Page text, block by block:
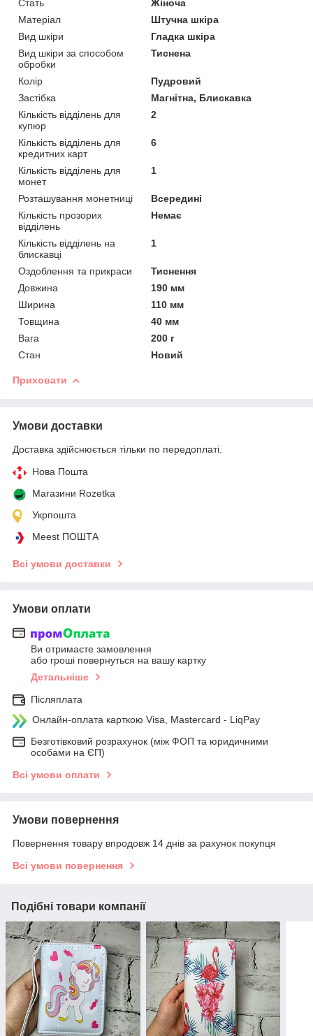
Стать
Жіноча
Матеріал
Штучна шкіра
Вид шкіри
Гладка шкіра
Вид шкіри за способом
обробки
Тиснена
Колір
Пудровий
Застібка
Магнітна, Блискавка
Кількість відділень для
купюр
2
Кількість відділень для
кредитних карт
6
Кількість відділень для
монет
1
Розташування монетниці
Всередині
Кількість прозорих
відділень
Немає
Кількість відділень на
блискавці
1
Оздоблення та прикраси
Тиснення
Довжина
190 мм
Ширина
110 мм
Товщина
40 мм
Вага
200 г
Стан
Новий
Приховати
Умови доставки
Доставка здійснюється тільки по передоплаті.
Нова Пошта
Магазини Rozetka
Укрпошта
Meest ПОШТА
Всі умови доставки
Умови оплати
Ви отримаєте замовлення
або гроші повернуться на вашу картку
Детальніше
Післяплата
Онлайн-оплата карткою Visa, Mastercard - LiqPay
Безготівковий розрахунок (між ФОП та юридичними
особами на ЄП)
Всі умови оплати
Умови повернення
Повернення товару впродовж 14 днів за рахунок покупця
Всі умови повернення
Подібні товари компанії